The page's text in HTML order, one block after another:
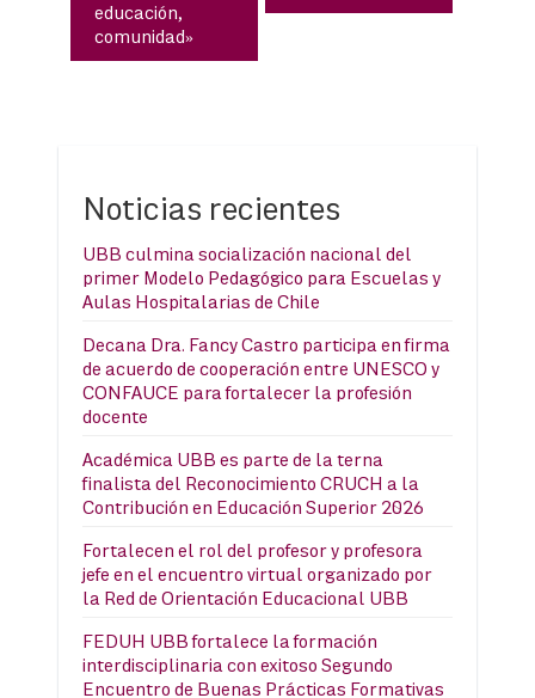
educación,
comunidad»
Noticias recientes
UBB culmina socialización nacional del
primer Modelo Pedagógico para Escuelas y
Aulas Hospitalarias de Chile
Decana Dra. Fancy Castro participa en firma
de acuerdo de cooperación entre UNESCO y
CONFAUCE para fortalecer la profesión
docente
Académica UBB es parte de la terna
finalista del Reconocimiento CRUCH a la
Contribución en Educación Superior 2026
Fortalecen el rol del profesor y profesora
jefe en el encuentro virtual organizado por
la Red de Orientación Educacional UBB
FEDUH UBB fortalece la formación
interdisciplinaria con exitoso Segundo
Encuentro de Buenas Prácticas Formativas